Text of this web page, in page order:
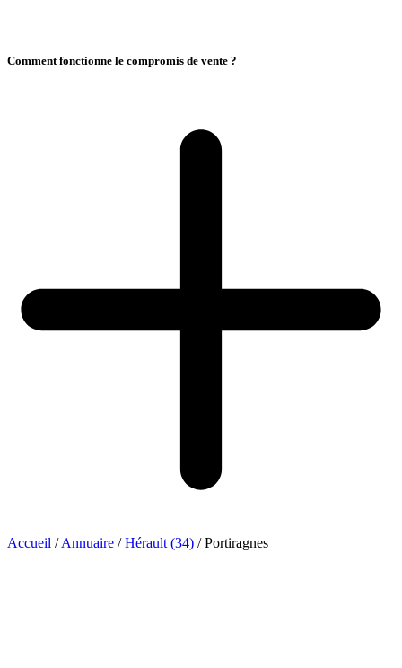
Comment fonctionne le compromis de vente ?
Accueil / Annuaire / Hérault (34) / Portiragnes